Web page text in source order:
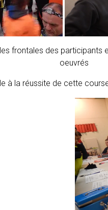
frontales des
oeuvrés
à la réussite de cette